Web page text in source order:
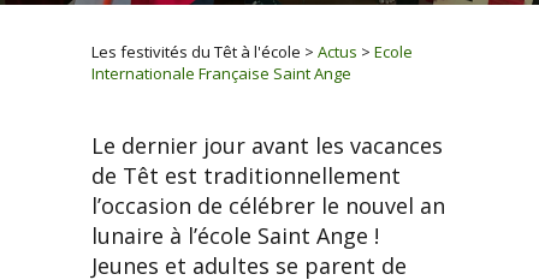
Les festivités du Têt à l'école >Actus >Ecole
Internationale Française Saint Ange
Le dernier jour avant les vacances
de Têt est traditionnellement
l’occasion de célébrer le nouvel an
lunaire à l’école Saint Ange !
Jeunes et adultes se parent de